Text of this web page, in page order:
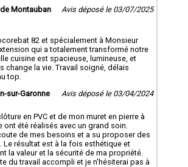
Montauban Avis déposé le 03/07/2025
82 et spécialement à Monsieur
qui a totalement transformé notre
cuisine est spacieuse, lumineuse, et
change la vie. Travail soigné, délais
top.
sur-Garonne
Avis déposé le 03/04/2024
en PVC et de mon muret en pierre à
ont été réalisés avec un grand soin.
de mes besoins et a su proposer des
Le résultat est à la fois esthétique et
la valeur et la sécurité de ma propriété.
du travail accompli et je n'hésiterai pas à